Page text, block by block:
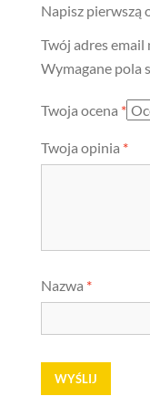
Napisz pierwszą
Twój adres
Wymagane pola
Twoja ocena *
Twoja opinia *
Nazwa *